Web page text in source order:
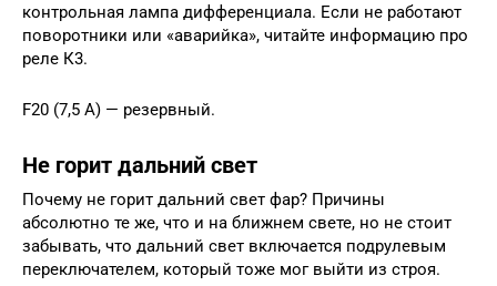
контрольная лампа дифференциала. Если не работают
поворотники или «аварийка», читайте информацию про
реле К3.
F20 (7,5 А) — резервный.
Не горит дальний свет
Почему не горит дальний свет фар? Причины
абсолютно те же, что и на ближнем свете, но не стоит
забывать, что дальний свет включается подрулевым
переключателем, который тоже мог выйти из строя.